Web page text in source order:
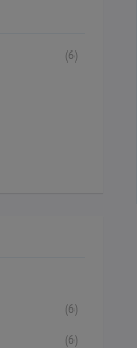
(6)
(6)
(6)